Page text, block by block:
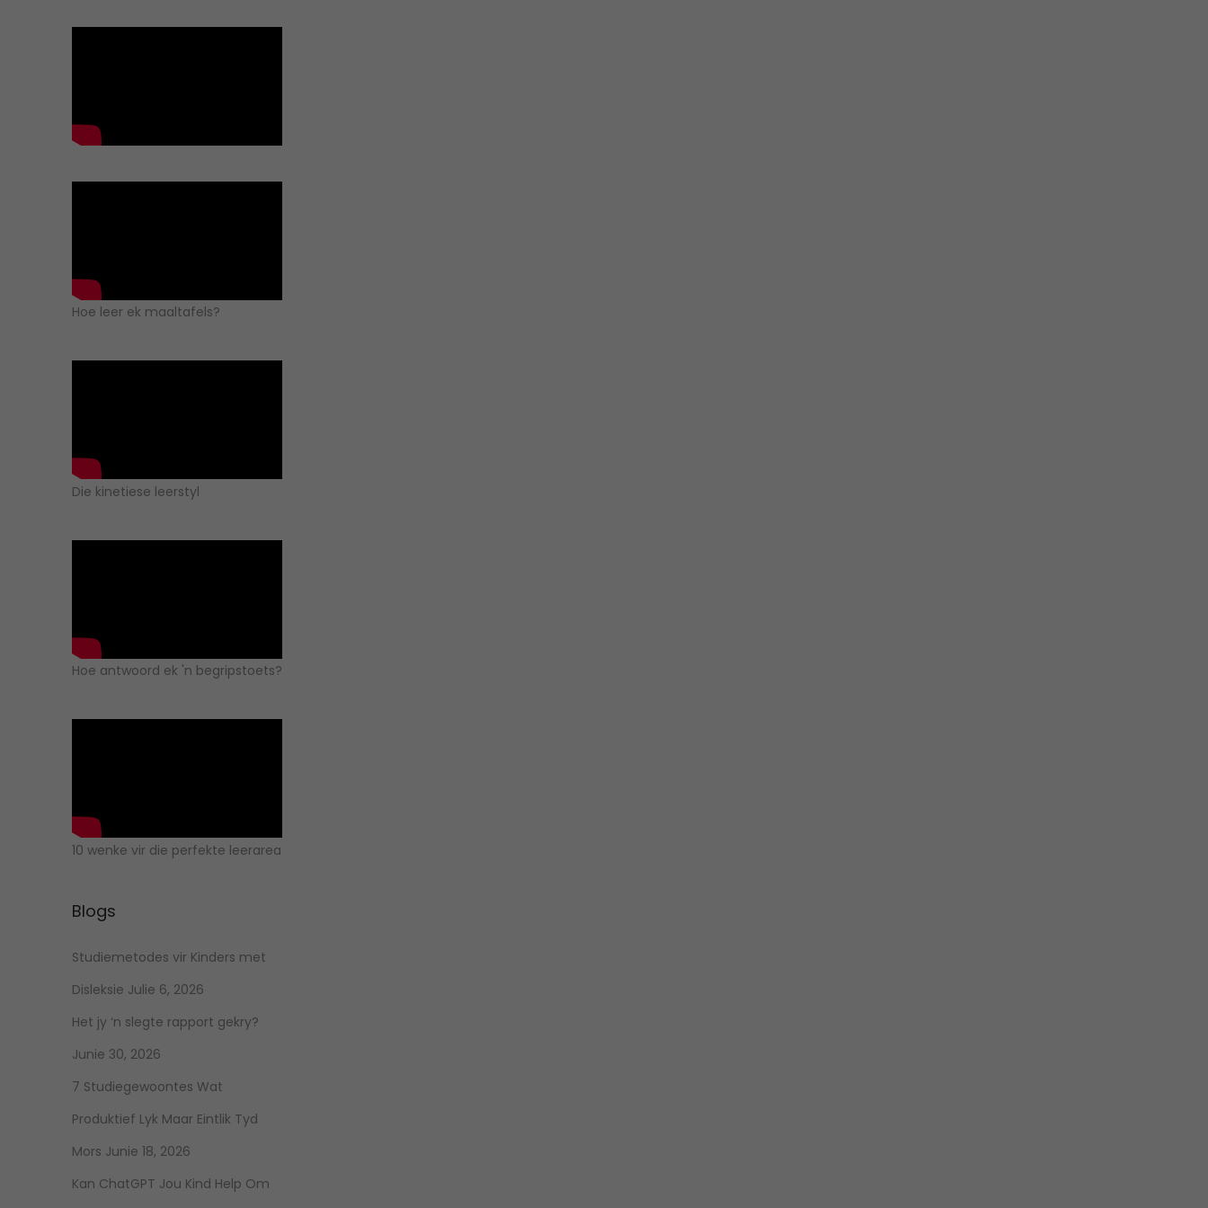
Hoe leer ek maaltafels?
Die kinetiese leerstyl
Hoe antwoord ek 'n begripstoets?
10 wenke vir die perfekte leerarea
Blogs
Studiemetodes vir Kinders met
Disleksie Julie 6, 2026
Het jy ‘n slegte rapport gekry?
Junie 30, 2026
7 Studiegewoontes Wat
Produktief Lyk Maar Eintlik Tyd
Mors Junie 18, 2026
Kan ChatGPT Jou Kind Help Om